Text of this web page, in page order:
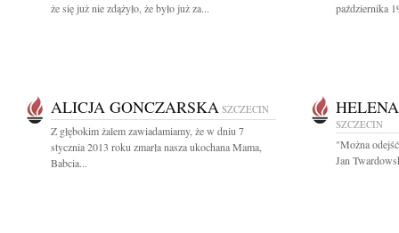
że się już nie zdążyło, że było już za...
października
ALICJA GONCZARSKA SZCZECIN
Z głębokim żalem zawiadamiamy, że w dniu 7
stycznia 2013 roku zmarła nasza ukochana Mama,
Babcia...
SZCZECIN
"Można
Jan